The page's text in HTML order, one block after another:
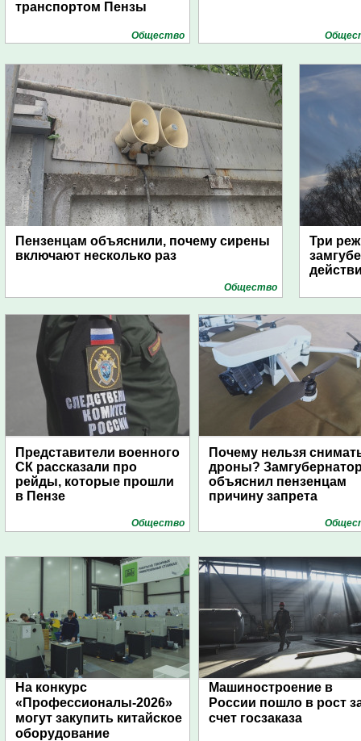
транспортом Пензы
Общество
Пензенцам объяснили, почему сирены
включают несколько раз
Общество
Три
Представители военного
СК рассказали про
рейды, которые прошли
в Пензе
Общество
Почему нельзя
дроны?
объяснил пензенцам
причину запрета
На конкурс
«Профессионалы-2026»
могут закупить китайское
оборудование
Машиностроение в
России пошло в рост
счет госзаказа